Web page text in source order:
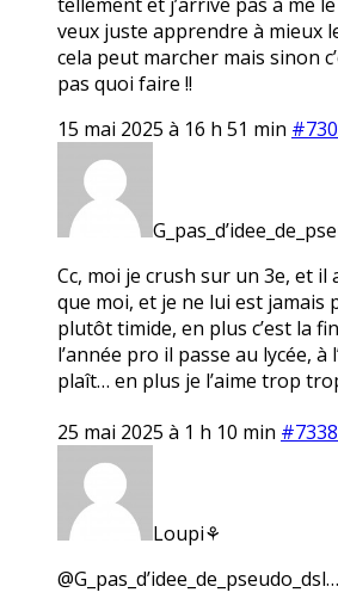
veux juste apprendre à mieux
cela peut marcher mais sinon
pas quoi faire !!
15 mai 2025 à 16 h 51 min
Cc, moi je crush sur un 3e, et il
que moi, et je ne lui est jamais
plutôt timide, en plus c’est la
l’année pro il passe au lycée, à
plaît… en plus je l’aime trop
25 mai 2025 à 1 h 10 min
Loupi⚘️
@G_pas_d’idee_de_pseudo_dsl…